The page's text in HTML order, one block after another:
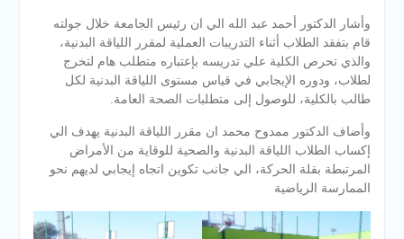
وأشار الدكتور أحمد عبد الله الي ان رئيس الجامعة خلال جولته
قام بتفقد الطلاب أثناء التدريبات العملية لمقرر اللياقة البدنية،
والذي تحرص الكلية علي تدريسه بإعتباره متطلب هام لتخرج
لطلاب، ودوره الإيجابي في قياس مستوى اللياقة البدنية لكل
طالب بالكلية، للوصول إلى متطلبات الصحة العامة.
وأضاف الدكتور ممدوح محمد ان مقرر اللياقة البدنية يهدف الي
إكساب الطلاب اللياقة البدنية والصحية للوقاية من الأمراض
المرتبطة بقلة الحركة، الي جانب تكوين اتجاه إيجابي لديهم نحو
الممارسة الرياضية